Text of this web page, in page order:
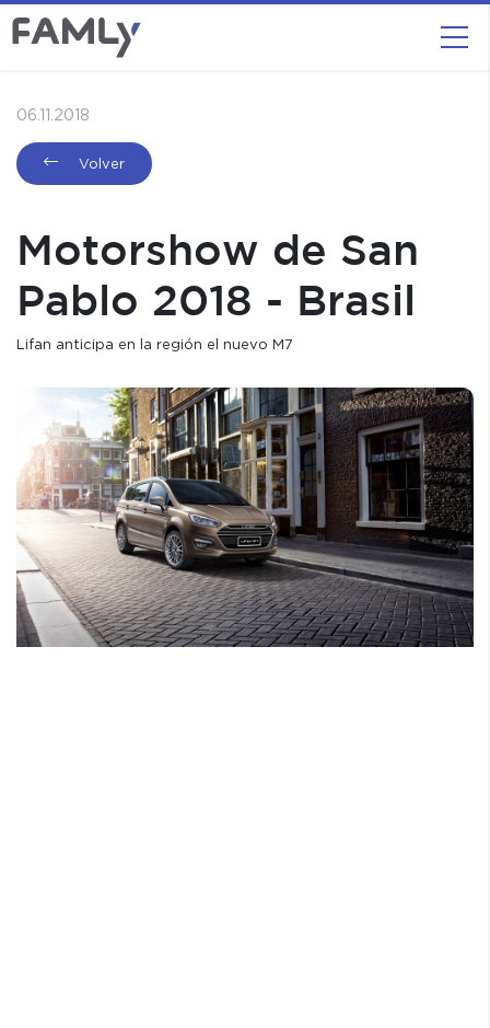
06.11.2018
Volver
Motorshow de San
Pablo 2018 - Brasil
Lifan anticipa en la región el nuevo M7